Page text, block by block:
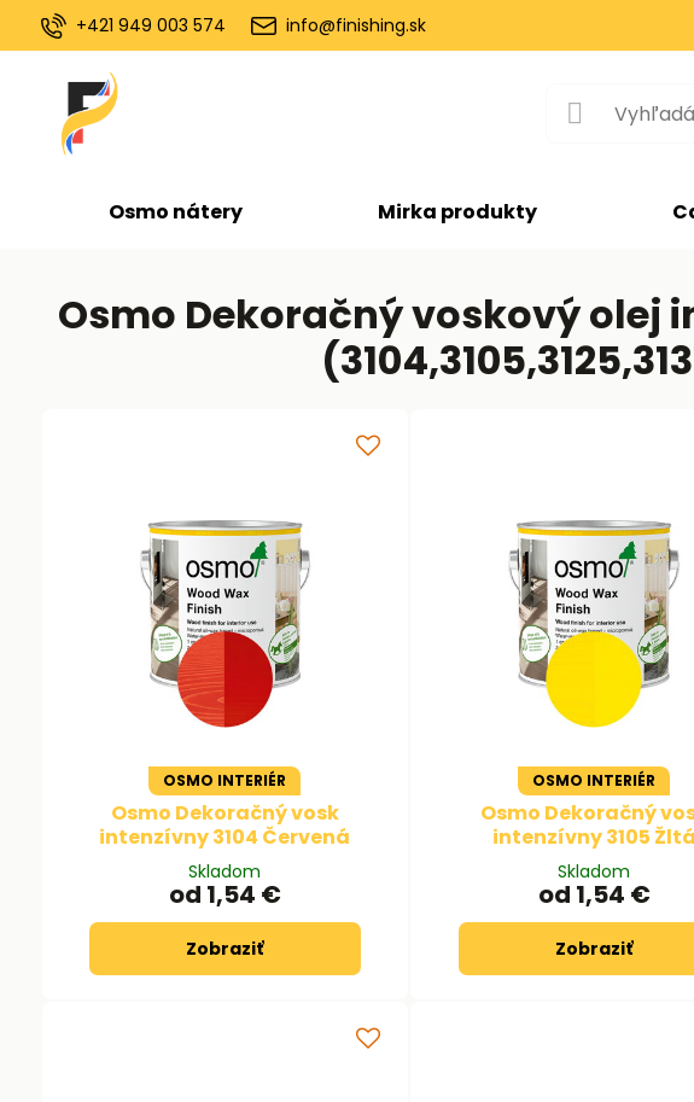
+421 949 003 574 info@finishing.sk
Osmo nátery Mirka produkty
Osmo Dekoračný voskový olej
OSMO INTERIÉR
Osmo Dekoračný vosk
intenzívny 3104 Červená
Skladom
od 1,54 €
Zobraziť
OSMO INTERIÉR
Osmo Dekoračný
intenzívny 3105 Žltá
Skladom
od 1,54 €
Zobraziť